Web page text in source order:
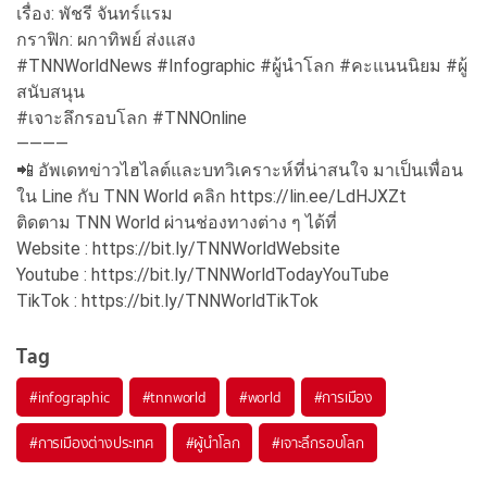
เรื่อง: พัชรี จันทร์แรม
กราฟิก: ผกาทิพย์ ส่งแสง
#TNNWorldNews #Infographic #ผู้นำโลก #คะแนนนิยม #ผู้
สนับสนุน
#เจาะลึกรอบโลก #TNNOnline
————
📲 อัพเดทข่าวไฮไลต์และบทวิเคราะห์ที่น่าสนใจ มาเป็นเพื่อน
ใน Line กับ TNN World คลิก https://lin.ee/LdHJXZt
ติดตาม TNN World ผ่านช่องทางต่าง ๆ ได้ที่
Website : https://bit.ly/TNNWorldWebsite
Youtube : https://bit.ly/TNNWorldTodayYouTube
TikTok : https://bit.ly/TNNWorldTikTok
Tag
#infographic #tnnworld #world #การเมือง
#การเมืองต่างประเทศ #ผู้นำโลก #เจาะลึกรอบโลก